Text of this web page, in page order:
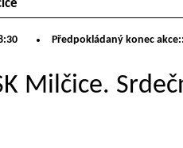
Předpokládaný konec
Milčice.